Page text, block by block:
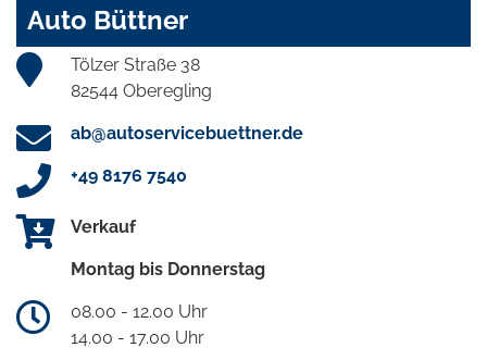
Auto Büttner
Tölzer Straße 38
82544 Oberegling
ab@autoservicebuettner.de
+49 8176 7540
Verkauf
Montag bis Donnerstag
08.00 - 12.00 Uhr
14.00 - 17.00 Uhr